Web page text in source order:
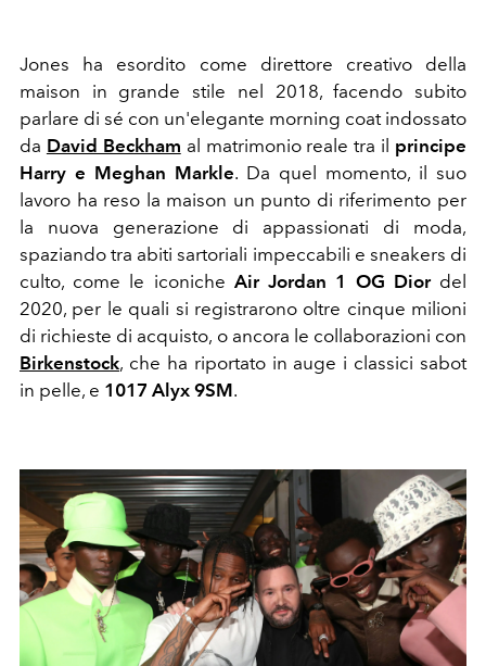
Jones ha esordito come direttore creativo della
maison in grande stile nel 2018, facendo subito
parlare di sé con un'elegante morning coat indossato
da David Beckham al matrimonio reale tra il principe
Harry e Meghan Markle. Da quel momento, il suo
lavoro ha reso la maison un punto di riferimento per
la nuova generazione di appassionati di moda,
spaziando tra abiti sartoriali impeccabili e sneakers di
culto, come le iconiche Air Jordan 1 OG Diordel
2020, per le quali si registrarono oltre cinque milioni
di richieste di acquisto, o ancora le collaborazioni con
Birkenstock, che ha riportato in auge i classici sabot
in pelle, e 1017 Alyx 9SM.